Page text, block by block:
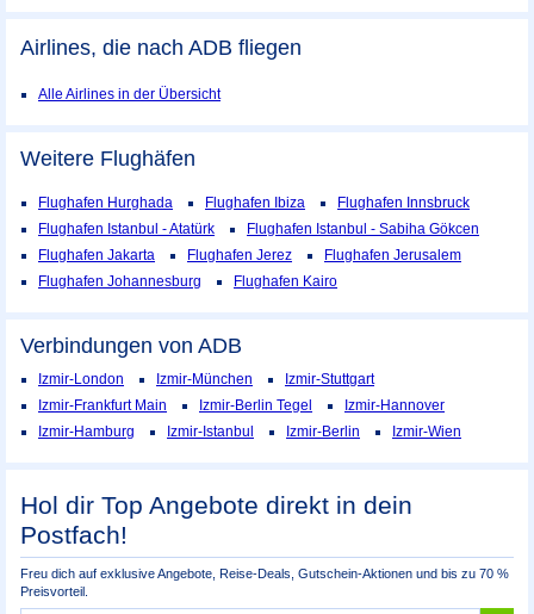
Airlines, die nach ADB fliegen
Alle Airlines in der Übersicht
Weitere Flughäfen
Flughafen Hurghada Flughafen Ibiza
Flughafen Innsbruck
Flughafen Istanbul - Atatürk
Flughafen Istanbul - Sabiha Gökcen
Flughafen Jakarta
Flughafen Jerez
Flughafen Jerusalem
Flughafen Johannesburg
Flughafen Kairo
Verbindungen von ADB
Izmir-London Izmir-München
Izmir-Stuttgart
Izmir-Frankfurt Main
Izmir-Berlin Tegel
Izmir-Hannover
Izmir-Hamburg
Izmir-Istanbul Izmir-Berlin Izmir-Wien
Hol dir Top Angebote direkt in dein
Postfach!
Freu dich auf exklusive Angebote, Reise-Deals, Gutschein-Aktionen und bis zu 70 %
Preisvorteil.